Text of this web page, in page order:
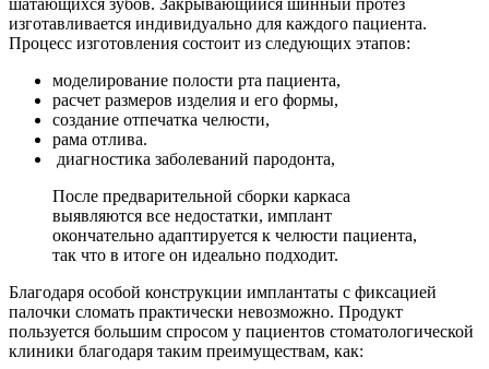
изготавливается индивидуально для каждого пациента.
Процесс изготовления состоит из следующих этапов:
моделирование полости рта пациента,
расчет размеров изделия и его формы,
создание отпечатка челюсти,
рама отлива.
диагностика заболеваний пародонта,
После предварительной сборки каркаса
выявляются все недостатки, имплант
окончательно адаптируется к челюсти пациента,
так что в итоге он идеально подходит.
Благодаря особой конструкции имплантаты с фиксацией
палочки сломать практически невозможно. Продукт
пользуется большим спросом у пациентов стоматологической
клиники благодаря таким преимуществам, как: